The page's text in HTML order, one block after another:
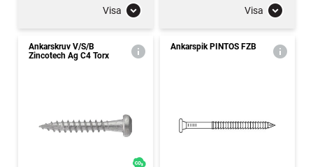
Visa Visa
Ankarskruv V/S/B
Zincotech Ag C4 Torx
Ankarspik PINTOS FZB